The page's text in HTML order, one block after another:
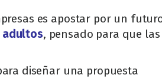
es apostar por un
adultos, pensado para que las
diseñar una propuesta